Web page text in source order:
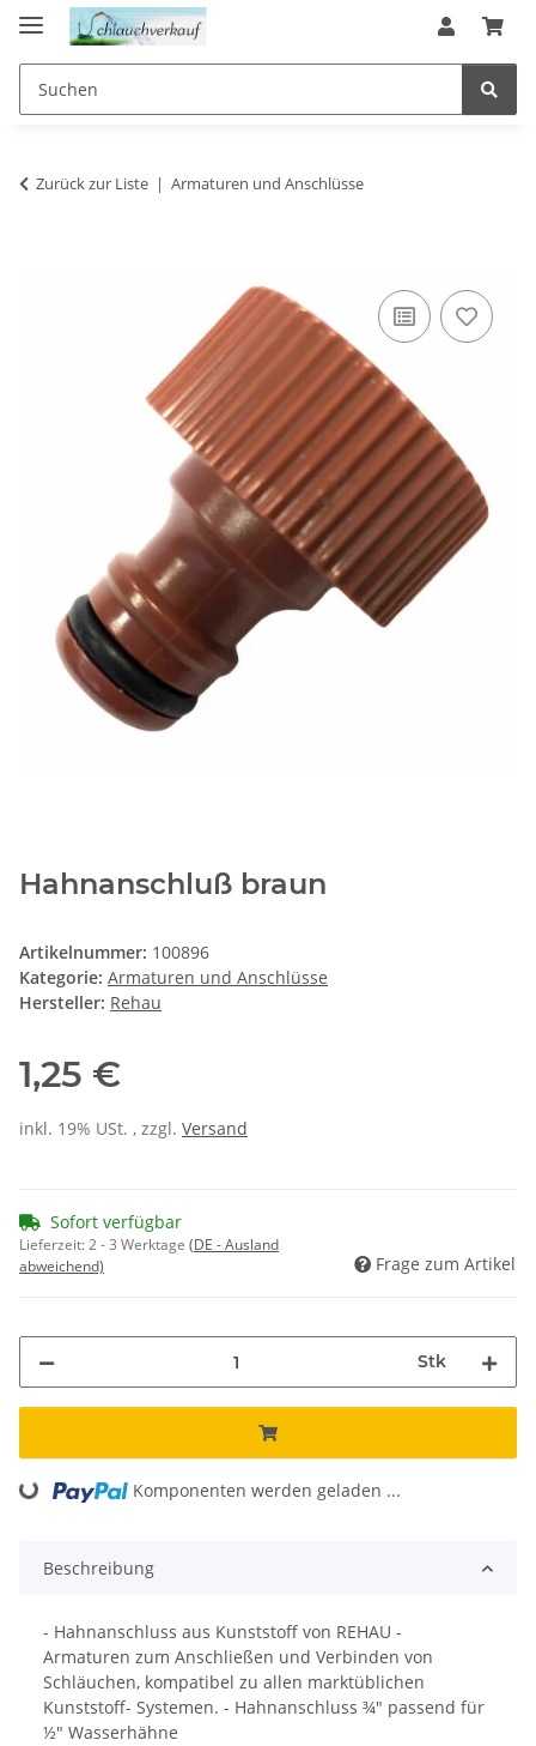
Zurück zur Liste Armaturen und Anschlüsse
Hahnanschluß braun
Artikelnummer: 100896
Kategorie: Armaturen und Anschlüsse
Hersteller: Rehau
1,25 €
inkl. 19% USt. , zzgl. Versand
Sofort verfügbar
Lieferzeit:2 - 3 Werktage (DE - Ausland
abweichend)
Frage zum Artikel
Stk
Loading... Komponenten werden geladen ...
Beschreibung
- Hahnanschluss aus Kunststoff von REHAU -
Armaturen zum Anschließen und Verbinden von
Schläuchen, kompatibel zu allen marktüblichen
Kunststoff- Systemen. - Hahnanschluss ¾" passend für
½" Wasserhähne